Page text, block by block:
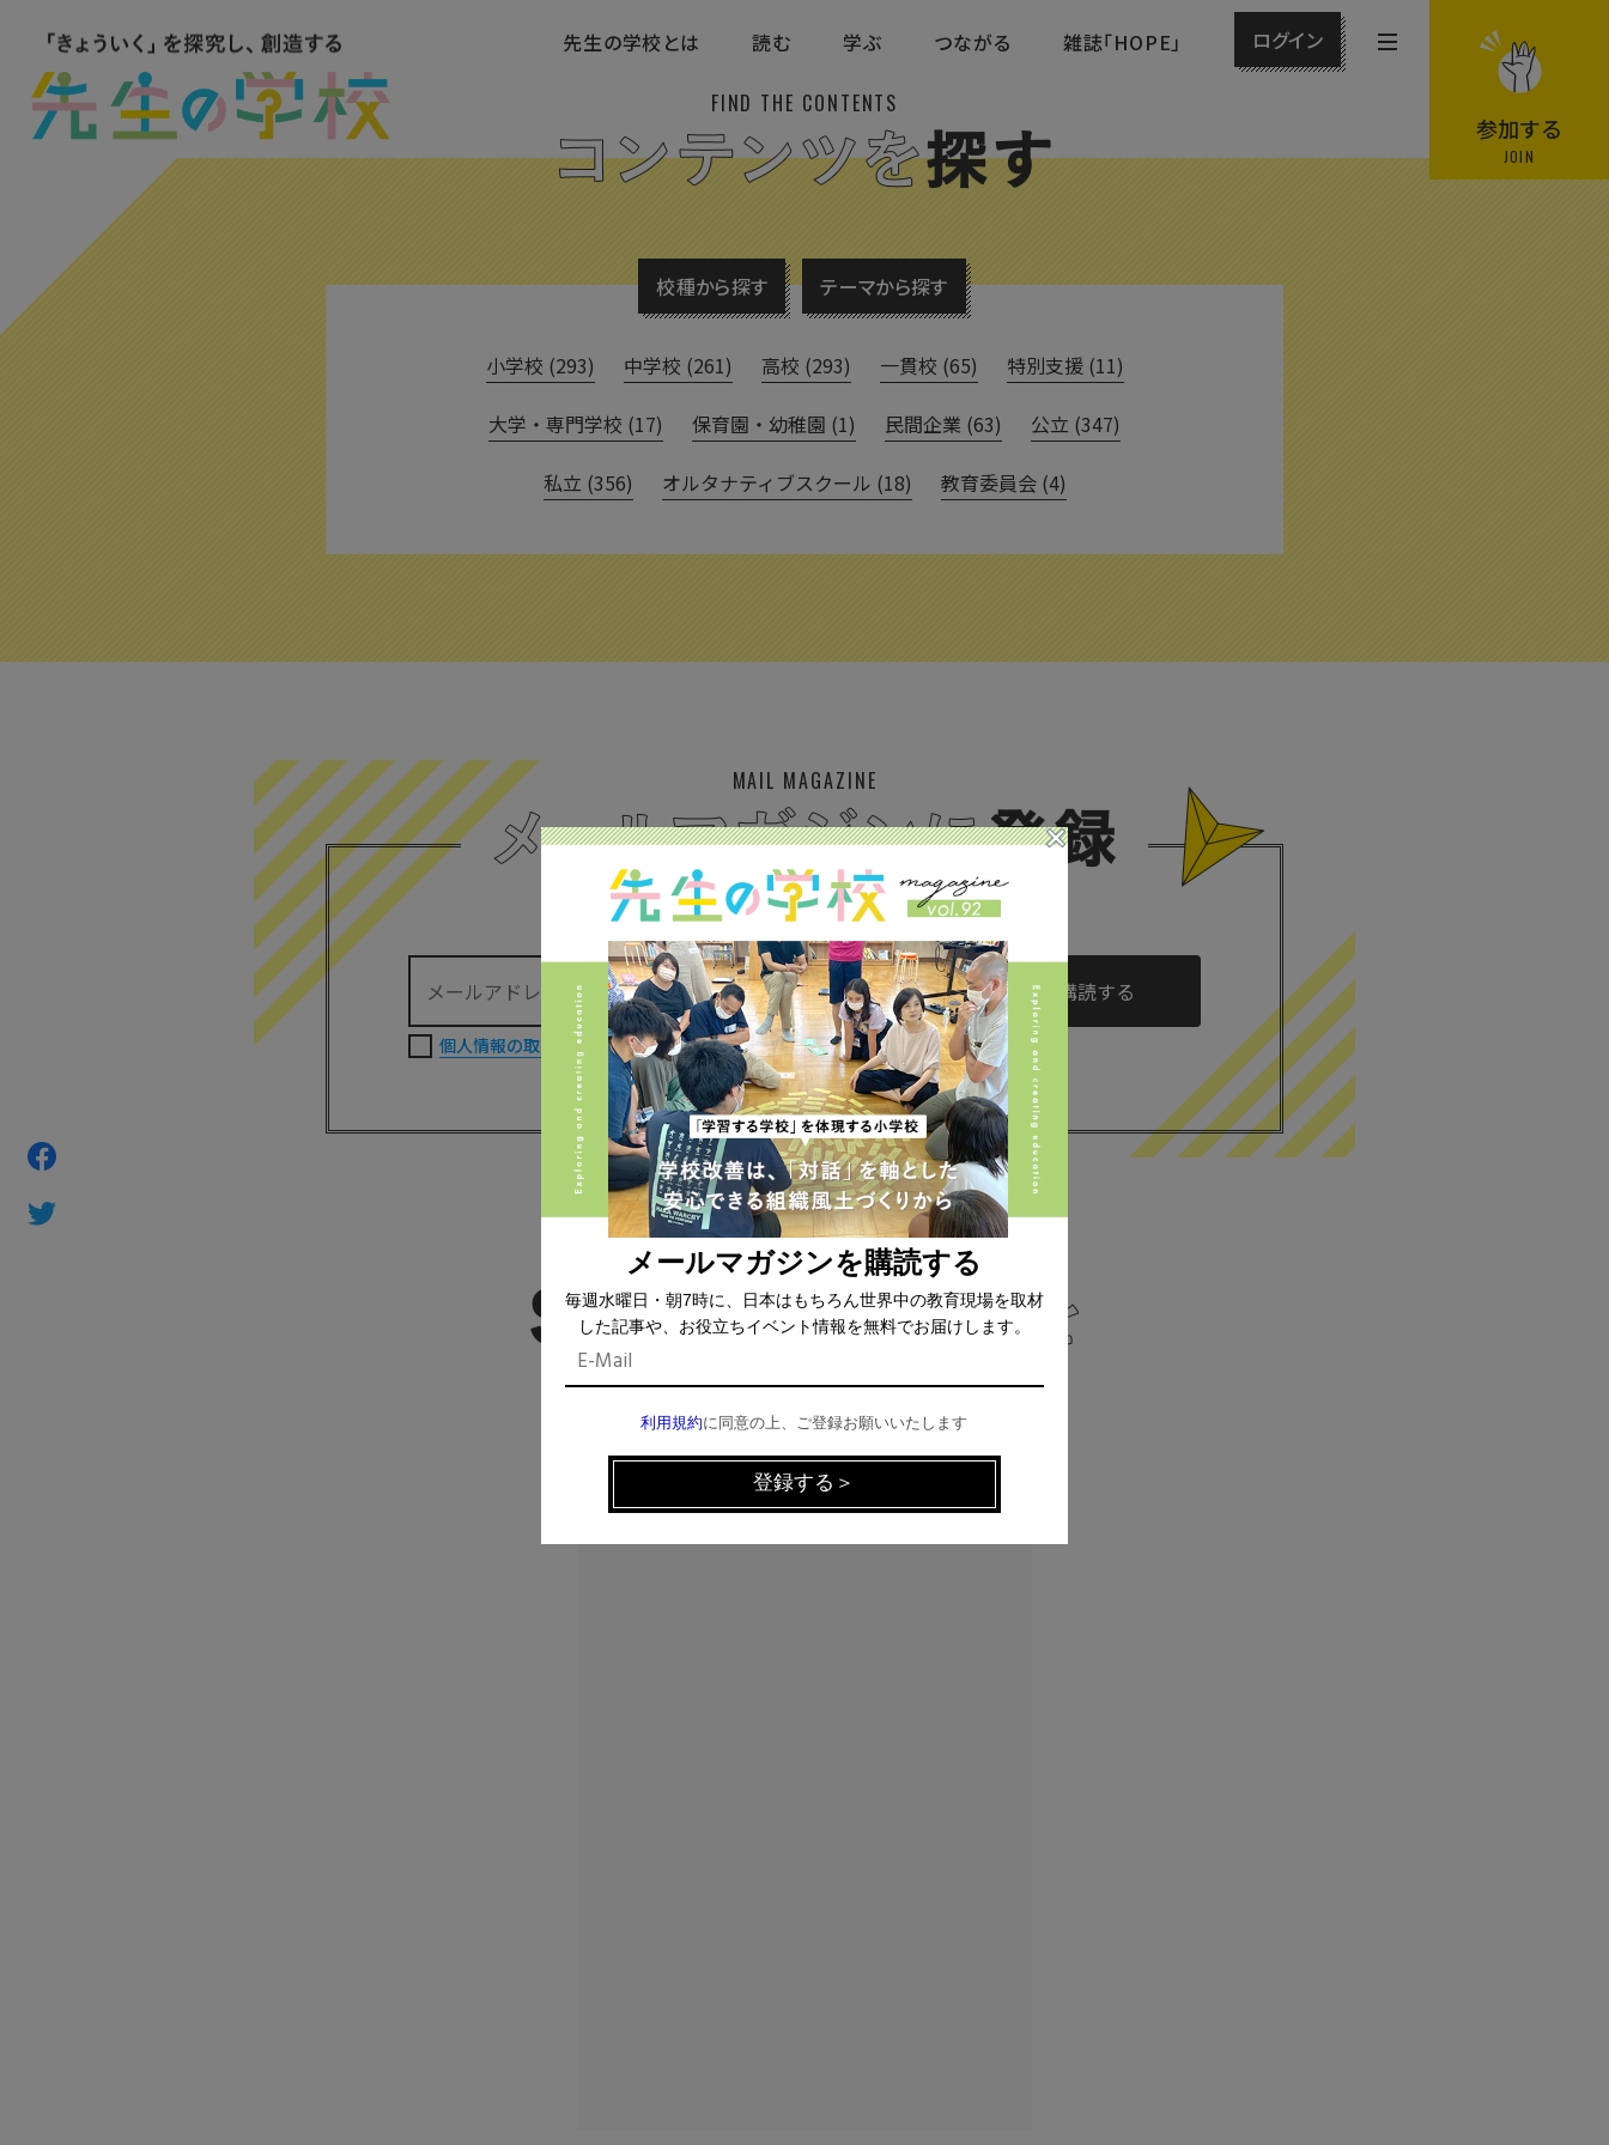
先生の学校とは 読む 学ぶ つながる 雑誌「HOPE」 ログイン
メ
ー
参加する
JOIN
FIND THE CONTENTS
校種から探す テーマから探す
小学校 (293) 中学校 (261) 高校 (293) 一貫校 (65) 特別支援 (11)
大学・専門学校 (17) 保育園・幼稚園 (1) 民間企業 (63) 公立 (347)
私立 (356) オルタナティブスクール (18) 教育委員会 (4)
MAIL MAGAZINE
イベント、記事などの最新情報をお届け！
個人情報の取扱 について同意します。
CHECK THE NEWS ON SNS
Facebook
メールマガジンを購読する
毎週水曜日・朝7時に、日本はもちろん世界中の教育現場を取材
した記事や、お役立ちイベント情報を無料でお届けします。
利用規約に同意の上、ご登録お願いいたします